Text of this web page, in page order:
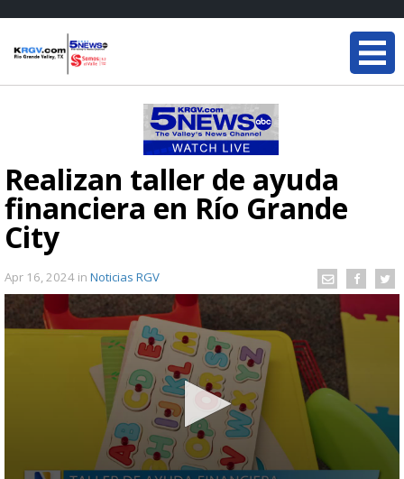
Realizan taller de ayuda
financiera en Río Grande
City
Apr 16, 2024 in Noticias RGV